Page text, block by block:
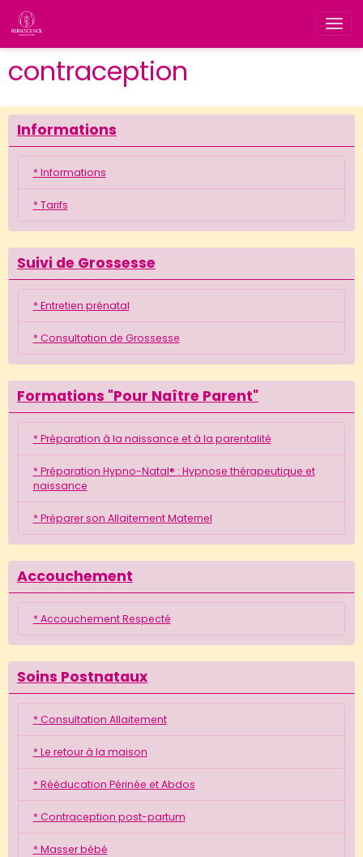
contraception
Informations
* Informations
* Tarifs
Suivi de Grossesse
* Entretien prénatal
* Consultation de Grossesse
Formations "Pour Naître Parent"
* Préparation à la naissance et à la parentalité
* Préparation Hypno-Natal® : Hypnose thérapeutique et
naissance
* Préparer son Allaitement Maternel
Accouchement
* Accouchement Respecté
Soins Postnataux
* Consultation Allaitement
* Le retour à la maison
* Rééducation Périnée et Abdos
* Contraception post-partum
* Masser bébé